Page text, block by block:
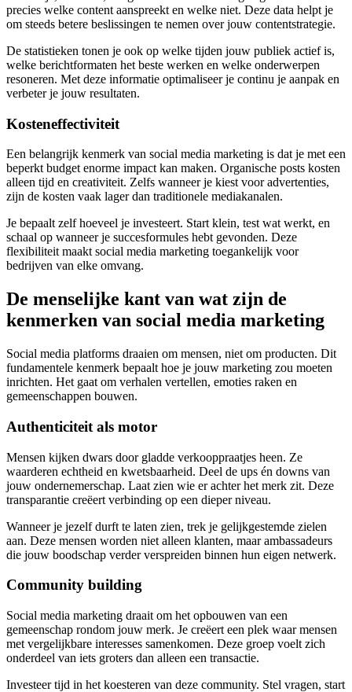
precies welke content aanspreekt en welke niet. Deze data helpt je
om steeds betere beslissingen te nemen over jouw contentstrategie.
De statistieken tonen je ook op welke tijden jouw publiek actief is,
welke berichtformaten het beste werken en welke onderwerpen
resoneren. Met deze informatie optimaliseer je continu je aanpak en
verbeter je jouw resultaten.
Kosteneffectiviteit
Een belangrijk kenmerk van social media marketing is dat je met een
beperkt budget enorme impact kan maken. Organische posts kosten
alleen tijd en creativiteit. Zelfs wanneer je kiest voor advertenties,
zijn de kosten vaak lager dan traditionele mediakanalen.
Je bepaalt zelf hoeveel je investeert. Start klein, test wat werkt, en
schaal op wanneer je succesformules hebt gevonden. Deze
flexibiliteit maakt social media marketing toegankelijk voor
bedrijven van elke omvang.
De menselijke kant van wat zijn de
kenmerken van social media marketing
Social media platforms draaien om mensen, niet om producten. Dit
fundamentele kenmerk bepaalt hoe je jouw marketing zou moeten
inrichten. Het gaat om verhalen vertellen, emoties raken en
gemeenschappen bouwen.
Authenticiteit als motor
Mensen kijken dwars door gladde verkooppraatjes heen. Ze
waarderen echtheid en kwetsbaarheid. Deel de ups én downs van
jouw ondernemerschap. Laat zien wie er achter het merk zit. Deze
transparantie creëert verbinding op een dieper niveau.
Wanneer je jezelf durft te laten zien, trek je gelijkgestemde zielen
aan. Deze mensen worden niet alleen klanten, maar ambassadeurs
die jouw boodschap verder verspreiden binnen hun eigen netwerk.
Community building
Social media marketing draait om het opbouwen van een
gemeenschap rondom jouw merk. Je creëert een plek waar mensen
met vergelijkbare interesses samenkomen. Deze groep voelt zich
onderdeel van iets groters dan alleen een transactie.
Investeer tijd in het koesteren van deze community. Stel vragen, start